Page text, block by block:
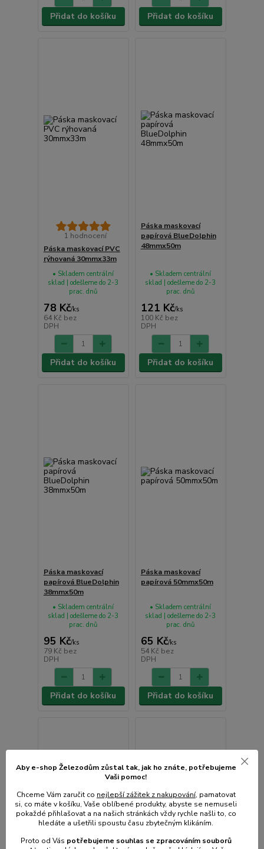
Přidat do košíku Přidat do košíku
1 hodnocení
Páska maskovací PVC
rýhovaná 30mmx33m
78 Kč/ks
64 Kč bez
DPH
• Skladem centrální
sklad | odešleme do 2-3
prac. dnů
Přidat do košíku
Páska maskovací
papírová BlueDolphin
48mmx50m
121 Kč/ks
100 Kč bez
DPH
• Skladem centrální
sklad | odešleme do 2-3
prac. dnů
Přidat do košíku
Páska maskovací
papírová BlueDolphin
38mmx50m
95 Kč/ks
79 Kč bez
DPH
• Skladem centrální
sklad | odešleme do 2-3
prac. dnů
Přidat do košíku
Páska maskovací
papírová 50mmx50m
65 Kč/ks
54 Kč bez
DPH
• Skladem centrální
sklad | odešleme do 2-3
prac. dnů
Přidat do košíku
Aby e-shop Železodům zůstal tak, jak ho znáte, potřebujeme
Vaši pomoc!
Chceme Vám zaručit co nejlepší zážitek z nakupování, pamatovat
si, co máte v košíku, Vaše oblíbené produkty, abyste se nemuseli
pokaždé přihlašovat a na našich stránkách vždy rychle našli to, co
hledáte a ušetřili spoustu času zbytečným klikáním.
Proto od Vás potřebujeme souhlas se zpracováním souborů